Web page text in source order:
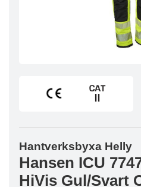
Hantverksbyxa Helly
Hansen ICU
HiVis Gul/Svart